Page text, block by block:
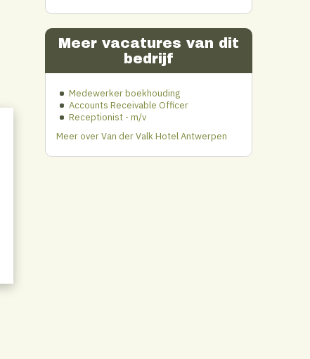
Meer vacatures van dit
bedrijf
Medewerker boekhouding
Accounts Receivable Officer
Receptionist - m/v
Meer over Van der Valk Hotel Antwerpen